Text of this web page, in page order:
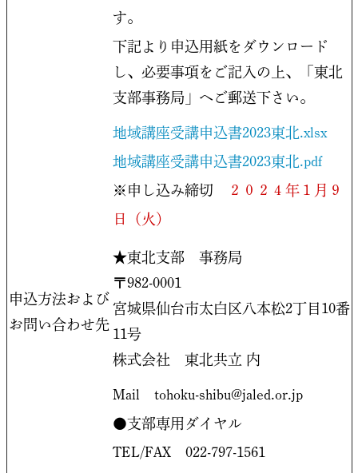
す。
申込方法および
お問い合わせ先
下記より申込用紙をダウンロード
し、必要事項をご記入の上、「東北
支部事務局」へご郵送下さい。
地域講座受講申込書2023東北.xlsx
地域講座受講申込書2023東北.pdf
※申し込み締切
２０２４年１月９
日
（火）
★東北支部 事務局
〒982-0001
宮城県仙台市太白区八本松2丁目10番
11号
株式会社 東北共立 内
Mail tohoku-shibu@jaled.or.jp
●支部専用ダイヤル
TEL/FAX 022-797-1561